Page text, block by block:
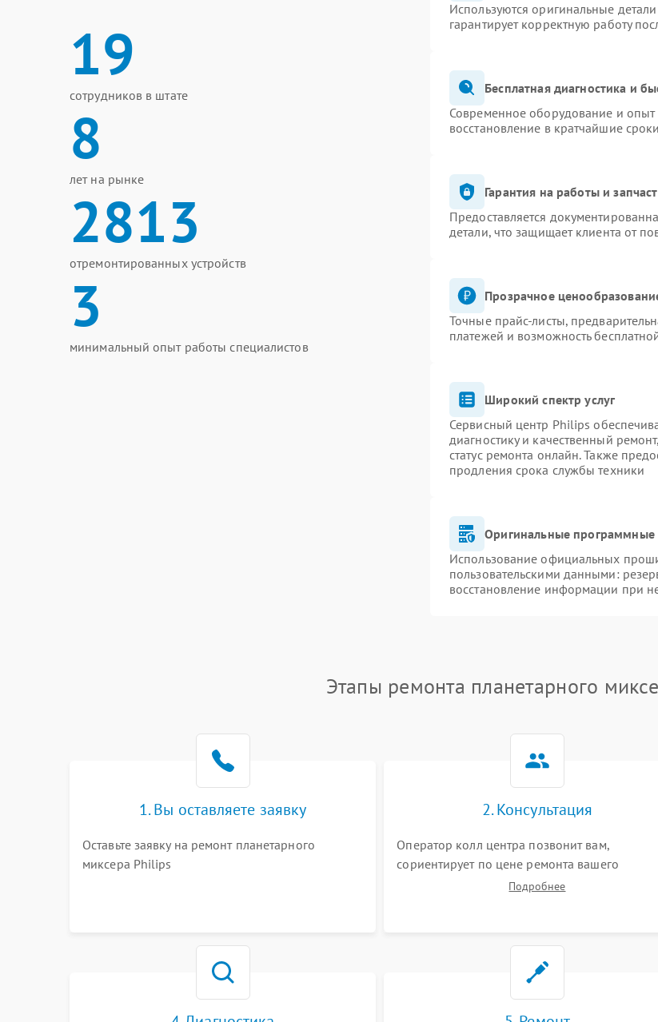
19
сотрудников в штате
8
лет на рынке
2813
отремонтированных устройств
3
минимальный опыт работы специалистов
Используются оригинальные
гарантирует корректную работу
Бесплатная диагностика и
Современное оборудование и опыт
восстановление в кратчайшие
Гарантия на работы и
Предоставляется
детали, что защищает клиента от
Прозрачное
Точные прайс-листы,
платежей и возможность
Широкий спектр услуг
Сервисный центр Philips
диагностику и качественный
статус ремонта онлайн. Также
продления срока службы техники
Оригинальные
Использование официальных
пользовательскими данными:
восстановление информации при
Этапы ремонта планетарного
1. Вы оставляете заявку
Оставьте заявку на ремонт планетарного
миксера Philips
2. Консультация
Оператор колл центра позвонит вам,
сориентирует по цене ремонта вашего
планетарного миксера а также ответит на все
Подробнее